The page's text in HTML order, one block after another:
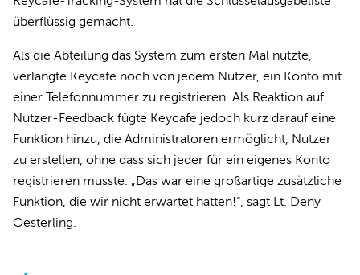
überflüssig gemacht.
Als die Abteilung das System zum ersten Mal nutzte,
verlangte Keycafe noch von jedem Nutzer, ein Konto mit
einer Telefonnummer zu registrieren. Als Reaktion auf
Nutzer-Feedback fügte Keycafe jedoch kurz darauf eine
Funktion hinzu, die Administratoren ermöglicht, Nutzer
zu erstellen, ohne dass sich jeder für ein eigenes Konto
registrieren musste. „Das war eine großartige zusätzliche
Funktion, die wir nicht erwartet hatten!“, sagt Lt. Deny
Oesterling.